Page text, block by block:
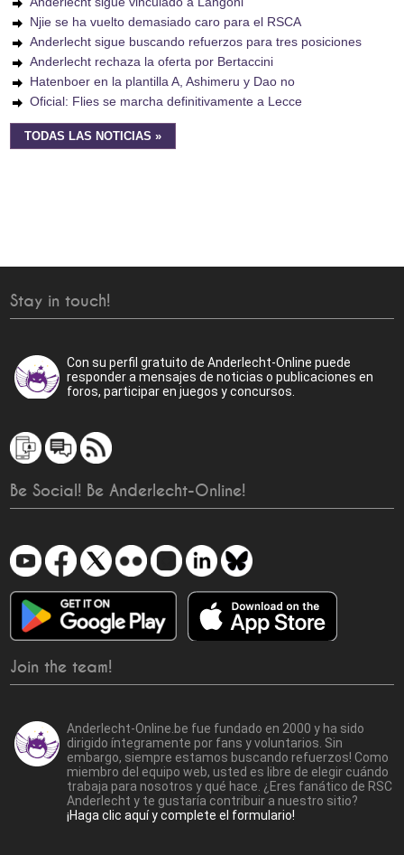
Njie se ha vuelto demasiado caro para el RSCA
Anderlecht sigue buscando refuerzos para tres posiciones
Anderlecht rechaza la oferta por Bertaccini
Hatenboer en la plantilla A, Ashimeru y Dao no
Oficial: Flies se marcha definitivamente a Lecce
TODAS LAS NOTICIAS »
Stay in touch!
Con su perfil gratuito de Anderlecht-Online puede
responder a mensajes de noticias o publicaciones en
foros, participar en juegos y concursos.
Be Social! Be Anderlecht-Online!
Join the team!
Anderlecht-Online.be fue fundado en 2000 y ha sido
dirigido íntegramente por fans y voluntarios. Sin
embargo, siempre estamos buscando refuerzos! Como
miembro del equipo web, usted es libre de elegir cuándo
trabaja para nosotros y qué hace. ¿Eres fanático de RSC
Anderlecht y te gustaría contribuir a nuestro sitio?
¡Haga clic aquí y complete el formulario!